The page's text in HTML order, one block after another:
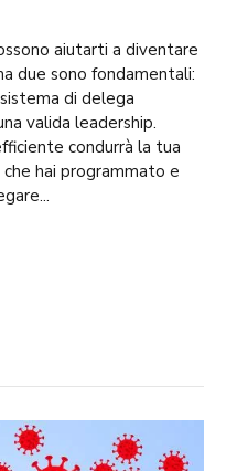
aiutarti a diventare
due sono fondamentali:
di delega
valida leadership.
condurrà la tua
hai programmato e